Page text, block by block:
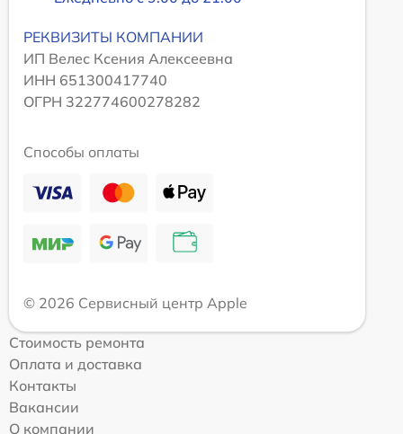
РЕКВИЗИТЫ КОМПАНИИ
ИП Велес Ксения Алексеевна
ИНН 651300417740
ОГРН 322774600278282
Способы оплаты
© 2026 Сервисный центр Apple
Стоимость ремонта
Оплата и доставка
Контакты
Вакансии
О компании